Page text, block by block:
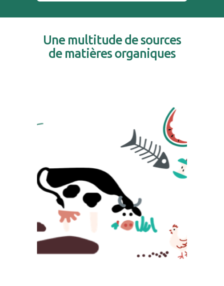
Une multitude de sources
de matières organiques
matière organique et sont les seuls
organismes vivants à pouvoir créer eux
même cette matière, grâce à la
photosynthèse et le carbone issu de
l’atmosphère (CO2). Les végétaux sont
donc à l’origine de tout ce qui contient
de la matière organique. Les animaux et
les humains qui consomment des
végétaux, transforment la matière
organique.